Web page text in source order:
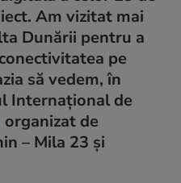
Am vizitat mai
Dunării pentru a
pe
să vedem, în
Internațional de
organizat de
– Mila 23 și